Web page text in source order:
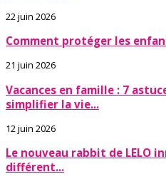
22 juin 2026
Comment protéger les
21 juin 2026
Vacances en famille : 7
simplifier la vie...
12 juin 2026
Le nouveau rabbit de LELO
différent...